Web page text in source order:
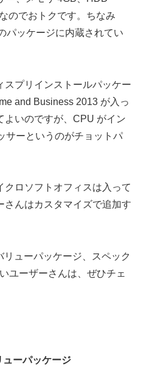
のでおトクです。ちなみ
パッケージに内蔵されてい
スプリインストールパッケー
and Business 2013 が入っ
よいのですが、CPU がイン
サーというのがチョットパ
ロソフトオフィスは入って
さんはカスタマイズで追加す
ューパッケージ、スペック
ユーザーさんは、ぜひチェ
ーパッケージ